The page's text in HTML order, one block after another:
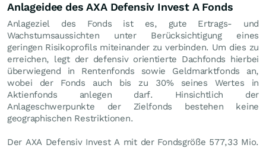
Anlageidee des AXA Defensiv Invest A Fonds
Anlageziel des Fonds ist es, gute Ertrags- und
Wachstumsaussichten unter Berücksichtigung eines
geringen Risikoprofils miteinander zu verbinden. Um dies zu
erreichen, legt der defensiv orientierte Dachfonds hierbei
überwiegend in Rentenfonds sowie Geldmarktfonds an,
wobei der Fonds auch bis zu 30% seines Wertes in
Aktienfonds anlegen darf. Hinsichtlich der
Anlageschwerpunkte der Zielfonds bestehen keine
geographischen Restriktionen.
Der AXA Defensiv Invest A mit der Fondsgröße 577,33 Mio.